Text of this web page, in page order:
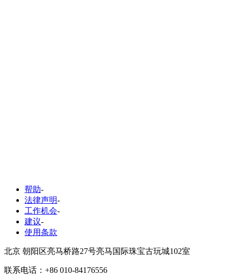
帮助-
法律声明-
工作机会-
建议-
使用条款
北京 朝阳区亮马桥路27号亮马国际珠宝古玩城102室
联系电话：+86 010-84176556